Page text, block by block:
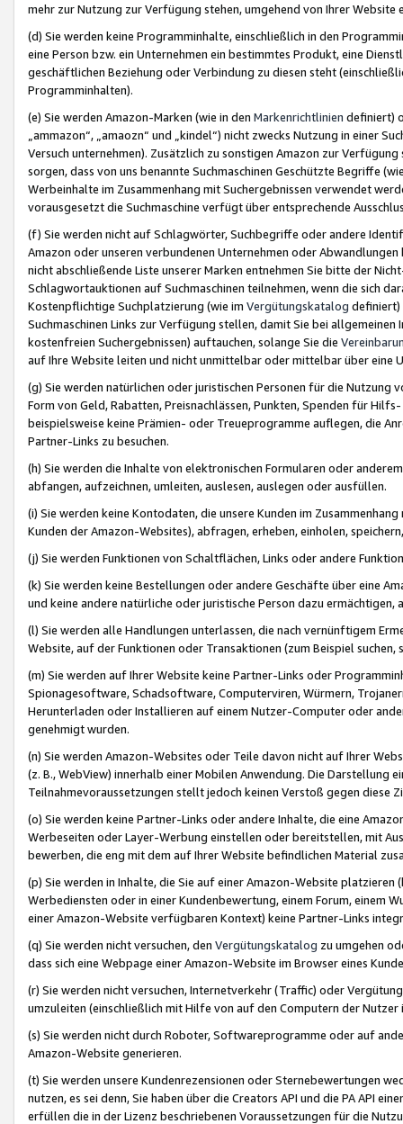
mehr zur Nutzung zur Verfügung stehen, umgehend von Ihrer
(d) Sie werden keine Programminhalte, einschließlich in den
eine Person bzw. ein Unternehmen ein bestimmtes Produkt, eine
geschäftlichen Beziehung oder Verbindung zu diesen steht
Programminhalten).
(e) Sie werden Amazon-Marken (wie in den Markenrichtlinien definiert)
„ammazon“, „amaozn“ und „kindel“) nicht zwecks Nutzung in einer
Versuch unternehmen). Zusätzlich zu sonstigen Amazon zur
sorgen, dass von uns benannte Suchmaschinen Geschützte Begriffe
Werbeinhalte im Zusammenhang mit Suchergebnissen verwendet
vorausgesetzt die Suchmaschine verfügt über entsprechende
(f) Sie werden nicht auf Schlagwörter, Suchbegriffe oder andere
Amazon oder unseren verbundenen Unternehmen oder
nicht abschließende Liste unserer Marken entnehmen Sie bitte der
Schlagwortauktionen auf Suchmaschinen teilnehmen, wenn die sich
Kostenpflichtige Suchplatzierung (wie im Vergütungskatalog definiert)
Suchmaschinen Links zur Verfügung stellen, damit Sie bei
kostenfreien Suchergebnissen) auftauchen, solange Sie die
auf Ihre Website leiten und nicht unmittelbar oder mittelbar über eine
(g) Sie werden natürlichen oder juristischen Personen für die Nutzung
Form von Geld, Rabatten, Preisnachlässen, Punkten, Spenden für
beispielsweise keine Prämien- oder Treueprogramme auflegen, die
Partner-Links zu besuchen.
(h) Sie werden die Inhalte von elektronischen Formularen oder
abfangen, aufzeichnen, umleiten, auslesen, auslegen oder ausfüllen.
(i) Sie werden keine Kontodaten, die unsere Kunden im
Kunden der Amazon-Websites), abfragen, erheben, einholen,
(j) Sie werden Funktionen von Schaltflächen, Links oder andere
(k) Sie werden keine Bestellungen oder andere Geschäfte über eine
und keine andere natürliche oder juristische Person dazu
(l) Sie werden alle Handlungen unterlassen, die nach vernünftigem
Website, auf der Funktionen oder Transaktionen (zum Beispiel
(m) Sie werden auf Ihrer Website keine Partner-Links oder
Spionagesoftware, Schadsoftware, Computerviren, Würmern,
Herunterladen oder Installieren auf einem Nutzer-Computer oder
genehmigt wurden.
(n) Sie werden Amazon-Websites oder Teile davon nicht auf Ihrer
(z. B., WebView) innerhalb einer Mobilen Anwendung. Die Darstellung
Teilnahmevoraussetzungen stellt jedoch keinen Verstoß gegen diese
(o) Sie werden keine Partner-Links oder andere Inhalte, die eine
Werbeseiten oder Layer-Werbung einstellen oder bereitstellen, mit
bewerben, die eng mit dem auf Ihrer Website befindlichen Material
(p) Sie werden in Inhalte, die Sie auf einer Amazon-Website
Werbediensten oder in einer Kundenbewertung, einem Forum, einem
einer Amazon-Website verfügbaren Kontext) keine Partner-Links
(q) Sie werden nicht versuchen, den Vergütungskatalog zu umgehen
dass sich eine Webpage einer Amazon-Website im Browser eines
(r) Sie werden nicht versuchen, Internetverkehr (Traffic) oder
umzuleiten (einschließlich mit Hilfe von auf den Computern der
(s) Sie werden nicht durch Roboter, Softwareprogramme oder auf
Amazon-Website generieren.
(t) Sie werden unsere Kundenrezensionen oder Sternebewertungen
nutzen, es sei denn, Sie haben über die Creators API und die PA API
erfüllen die in der Lizenz beschriebenen Voraussetzungen für die